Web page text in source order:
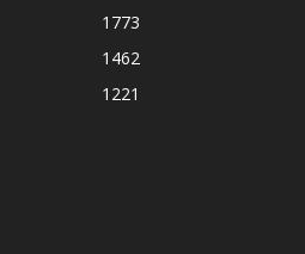
1773
1462
1221